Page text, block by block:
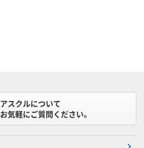
アスクルについて
お気軽にご質問ください。